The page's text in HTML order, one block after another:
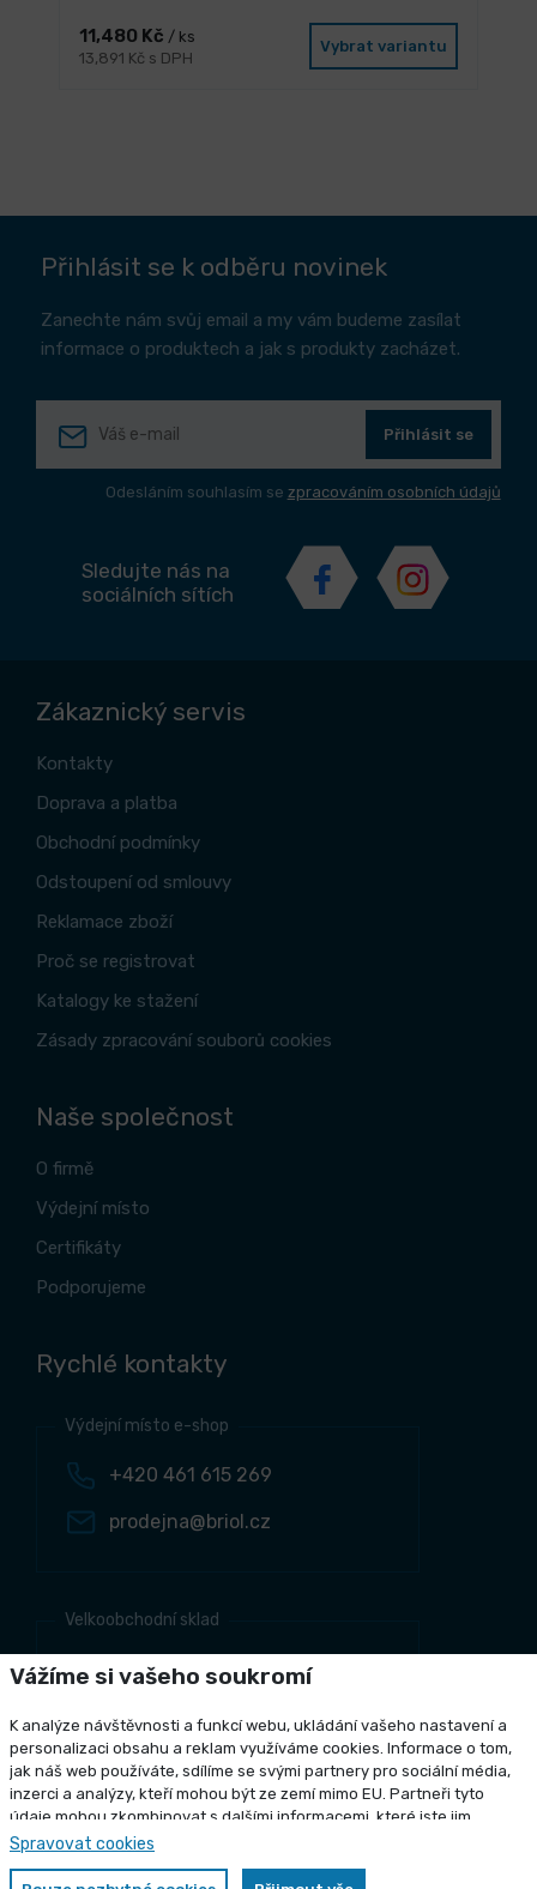
11,480 Kč / ks
13,891 Kč s DPH
Vybrat variantu
Přihlásit se k odběru novinek
Zanechte nám svůj email a my vám budeme zasílat
informace o produktech a jak s produkty zacházet.
Přihlásit se
Odesláním souhlasím se zpracováním osobních údajů
Sledujte nás na
sociálních sítích
Zákaznický servis
Kontakty
Doprava a platba
Obchodní podmínky
Odstoupení od smlouvy
Reklamace zboží
Proč se registrovat
Katalogy ke stažení
Zásady zpracování souborů cookies
Naše společnost
O firmě
Výdejní místo
Certifikáty
Podporujeme
Rychlé kontakty
Výdejní místo e-shop
+420 461 615 269
prodejna@briol.cz
Velkoobchodní sklad
+420 461 634 161
+420 461 634 381
odbyt@briol.cz
Copyright 2026 Briol s r.o., všechna práva vyhrazena
Grafický návrhKošnarDesign.cza realizaceCZECHGROUP.cz
Vážíme si vašeho soukromí
K analýze návštěvnosti a funkcí webu, ukládání vašeho nastavení a
personalizaci obsahu a reklam využíváme cookies. Informace o tom,
jak náš web používáte, sdílíme se svými partnery pro sociální média,
inzerci a analýzy, kteří mohou být ze zemí mimo EU. Partneři tyto
údaje mohou zkombinovat s dalšími informacemi, které jste jim
poskytli nebo které získali v důsledku toho, že používáte jejich služby.
Spravovat cookies